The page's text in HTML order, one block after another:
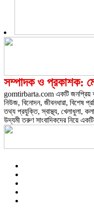
সম্পাদক ও প্রকাশক:
gomtirbarta.com একটি জনপ্রিয়
নিউজ, বিনোদন, জীবনধারা, বিশেষ
তথ্য প্রযুক্তি, স্বাস্থ্য, খেলাধুলা,
উদ্যমী তরুণ সাংবাদিকদের নিয়ে